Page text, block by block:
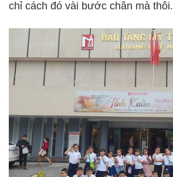
chỉ cách đó vài bước chân mà thôi.